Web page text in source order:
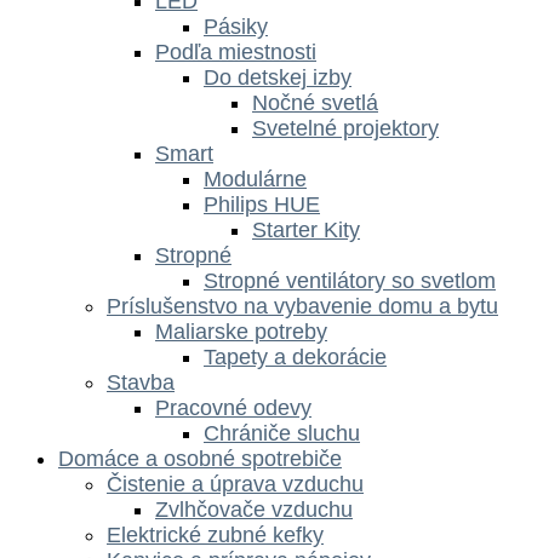
Pásiky
Podľa miestnosti
Do detskej izby
Nočné svetlá
Svetelné projektory
Smart
Modulárne
Philips HUE
Starter Kity
Stropné
Stropné ventilátory so svetlom
Príslušenstvo na vybavenie domu a bytu
Maliarske potreby
Tapety a dekorácie
Stavba
Pracovné odevy
Chrániče sluchu
Domáce a osobné spotrebiče
Čistenie a úprava vzduchu
Zvlhčovače vzduchu
Elektrické zubné kefky